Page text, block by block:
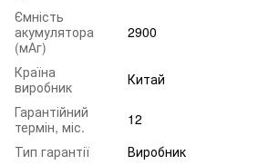
Ємність
акумулятора
(мАг)
2900
Країна
виробник
Китай
Гарантійний
термін, міс.
12
Тип гарантії
Виробник